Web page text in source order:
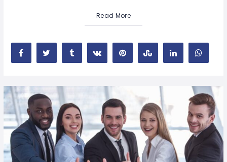
Read More